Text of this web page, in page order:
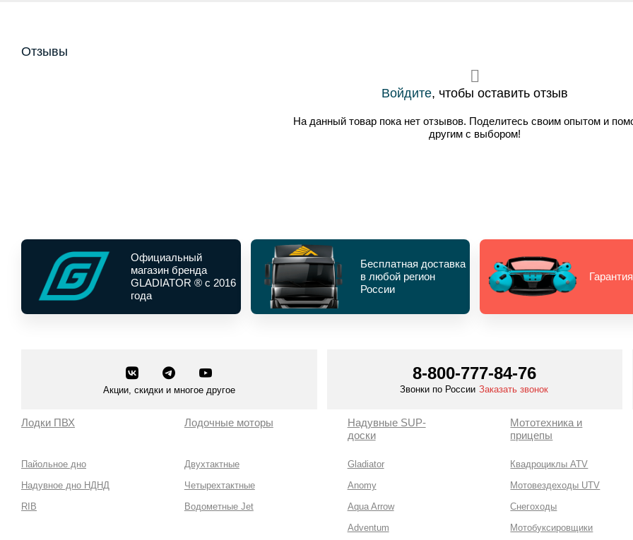
Отзывы
Войдите, чтобы оставить отзыв
На данный товар пока нет отзывов. Поделитесь своим опытом и
другим с выбором!
Официальный
магазин бренда
GLADIATOR ® с 2016
года
Бесплатная доставка
в любой регион
России
Акции, скидки и многое другое
8-800-777-84-76
Звонки по России Заказать звонок
Лодки ПВХ
Пайольное дно
Надувное дно НДНД
RIB
Лодочные моторы
Двухтактные
Четырехтактные
Водометные Jet
Надувные SUP-
доски
Gladiator
Anomy
Aqua Arrow
Adventum
Мототехника и
прицепы
Квадроциклы ATV
Мотовездеходы UTV
Снегоходы
Мотобуксировщики